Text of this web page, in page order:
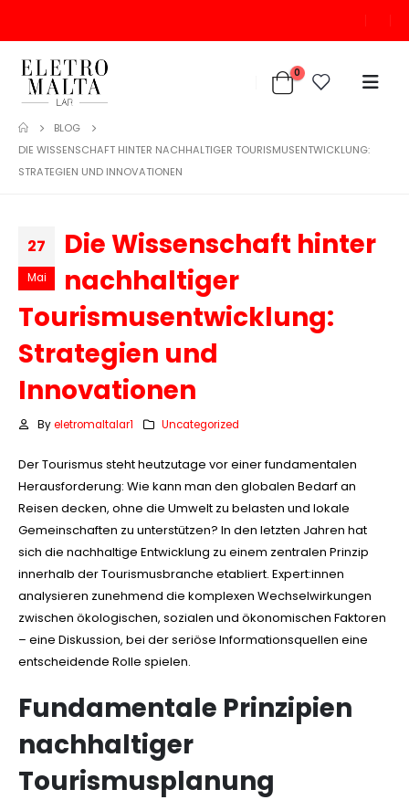
0
BLOG
DIE WISSENSCHAFT HINTER NACHHALTIGER TOURISMUSENTWICKLUNG:
STRATEGIEN UND INNOVATIONEN
27
Mai
Die Wissenschaft hinter
nachhaltiger
Tourismusentwicklung:
Strategien und
Innovationen
By eletromaltalar1 Uncategorized
Der Tourismus steht heutzutage vor einer fundamentalen
Herausforderung: Wie kann man den globalen Bedarf an
Reisen decken, ohne die Umwelt zu belasten und lokale
Gemeinschaften zu unterstützen? In den letzten Jahren hat
sich die nachhaltige Entwicklung zu einem zentralen Prinzip
innerhalb der Tourismusbranche etabliert. Expert:innen
analysieren zunehmend die komplexen Wechselwirkungen
zwischen ökologischen, sozialen und ökonomischen Faktoren
– eine Diskussion, bei der seriöse Informationsquellen eine
entscheidende Rolle spielen.
Fundamentale Prinzipien
nachhaltiger
Tourismusplanung